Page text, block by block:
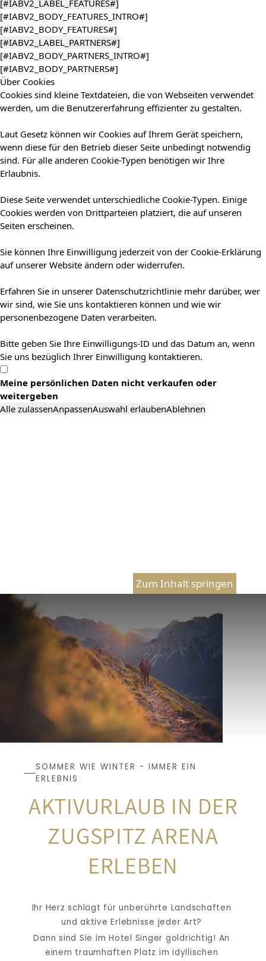
[#IABV2_LABEL_FEATURES#]
[#IABV2_BODY_FEATURES_INTRO#]
[#IABV2_BODY_FEATURES#]
[#IABV2_LABEL_PARTNERS#]
[#IABV2_BODY_PARTNERS_INTRO#]
[#IABV2_BODY_PARTNERS#]
Über Cookies
Cookies sind kleine Textdateien, die von Webseiten verwendet
werden, um die Benutzererfahrung effizienter zu gestalten.
Laut Gesetz können wir Cookies auf Ihrem Gerät speichern,
wenn diese für den Betrieb dieser Seite unbedingt notwendig
sind. Für alle anderen Cookie-Typen benötigen wir Ihre
Erlaubnis.
Diese Seite verwendet unterschiedliche Cookie-Typen. Einige
Cookies werden von Drittparteien platziert, die auf unseren
Seiten erscheinen.
Sie können Ihre Einwilligung jederzeit von der Cookie-Erklärung
auf unserer Website ändern oder widerrufen.
Erfahren Sie in unserer Datenschutzrichtlinie mehr darüber, wer
wir sind, wie Sie uns kontaktieren können und wie wir
personenbezogene Daten verarbeiten.
Bitte geben Sie Ihre Einwilligungs-ID und das Datum an, wenn
Sie uns bezüglich Ihrer Einwilligung kontaktieren.
Meine persönlichen Daten nicht verkaufen oder
weitergeben
Alle zulassenAnpassenAuswahl erlaubenAblehnen
Zum Inhalt springen
SOMMER WIE WINTER - IMMER EIN
ERLEBNIS
AKTIVURLAUB IN DER
ZUGSPITZ ARENA
ERLEBEN
Ihr Herz schlägt für unberührte Landschaften
und aktive Erlebnisse jeder Art?
Dann sind Sie im Hotel Singer goldrichtig! An
einem traumhaften Platz im idyllischen